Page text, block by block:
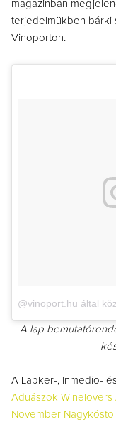
magazinban
terjedelmükben bárki
Vinoporton.
@vinoport.hu által
A lap
A Lapker-, Inmedio-
Aduászok Winelovers
November